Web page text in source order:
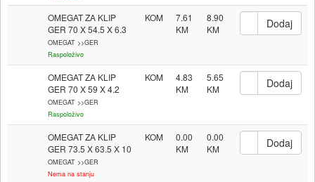
OMEGAT ZA KLIP
GER 70 X 54.5 X 6.3
OMEGAT >>GER
Raspoloživo
KOM 7.61 8.90
OMEGAT ZA KLIP
GER 70 X 59 X 4.2
OMEGAT >>GER
Raspoloživo
KOM 4.83 5.65
OMEGAT ZA KLIP
GER 73.5 X 63.5 X 10
OMEGAT >>GER
Nema na stanju
KOM 0.00 0.00